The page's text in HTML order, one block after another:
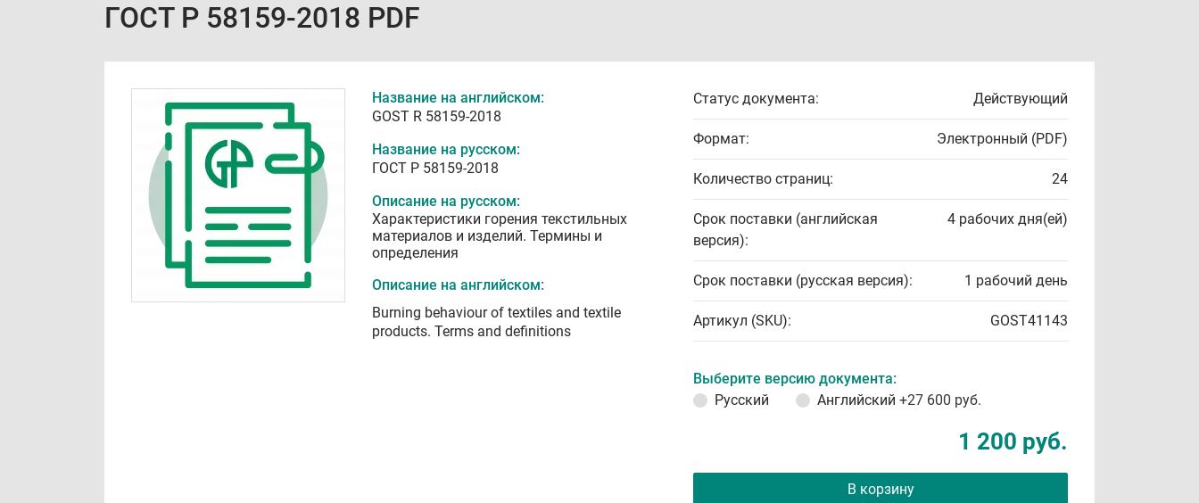
ГОСТ Р 58159-2018 PDF
Название на английском:
GOST R 58159-2018
Название на русском:
ГОСТ Р 58159-2018
Описание на русском:
Характеристики горения текстильных
материалов и изделий. Термины и
определения
Описание на английском:
Burning behaviour of textiles and textile
products. Terms and definitions
Статус документа: Действующий
Формат: Электронный (PDF)
Количество страниц: 24
Срок поставки (английская
версия):
4 рабочих дня(ей)
Срок поставки (русская версия): 1 рабочий день
Артикул (SKU): GOST41143
Выберите версию документа:
Русский
Английский +27 600 руб.
1 200 руб.
В корзину